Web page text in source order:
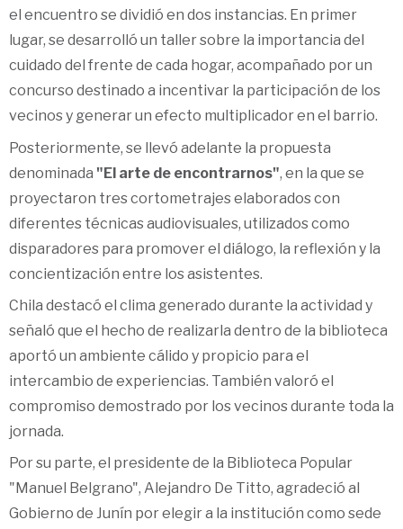
el encuentro se dividió en dos instancias. En primer
lugar, se desarrolló un taller sobre la importancia del
cuidado del frente de cada hogar, acompañado por un
concurso destinado a incentivar la participación de los
vecinos y generar un efecto multiplicador en el barrio.
Posteriormente, se llevó adelante la propuesta
denominada "El arte de encontrarnos", en la que se
proyectaron tres cortometrajes elaborados con
diferentes técnicas audiovisuales, utilizados como
disparadores para promover el diálogo, la reflexión y la
concientización entre los asistentes.
Chila destacó el clima generado durante la actividad y
señaló que el hecho de realizarla dentro de la biblioteca
aportó un ambiente cálido y propicio para el
intercambio de experiencias. También valoró el
compromiso demostrado por los vecinos durante toda la
jornada.
Por su parte, el presidente de la Biblioteca Popular
"Manuel Belgrano", Alejandro De Titto, agradeció al
Gobierno de Junín por elegir a la institución como sede